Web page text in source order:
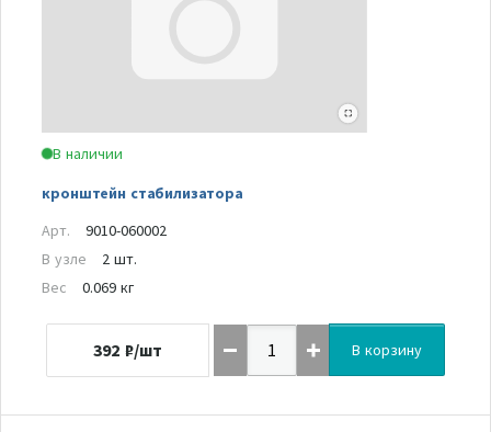
В наличии
кронштейн стабилизатора
Арт.
9010-060002
В узле
2 шт.
Вес
0.069 кг
392 ₽/шт В корзину